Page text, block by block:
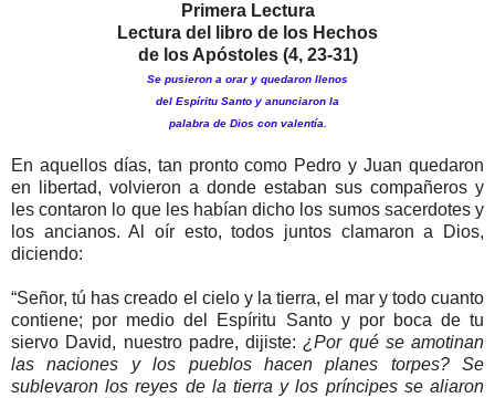
Primera Lectura
Lectura del libro de los Hechos
de los Apóstoles (4, 23-31)
Se pusieron a orar y quedaron llenos
del Espíritu Santo y anunciaron la
palabra de Dios con valentía.
En aquellos días, tan pronto como Pedro y Juan quedaron
en libertad, volvieron a donde estaban sus compañeros y
les contaron lo que les habían dicho los sumos sacerdotes y
los ancianos. Al oír esto, todos juntos clamaron a Dios,
diciendo:
“Señor, tú has creado el cielo y la tierra, el mar y todo cuanto
contiene; por medio del Espíritu Santo y por boca de tu
siervo David, nuestro padre, dijiste:¿Por qué se amotinan
las naciones y los pueblos hacen planes torpes? Se
sublevaron los reyes de la tierra y los príncipes se aliaron